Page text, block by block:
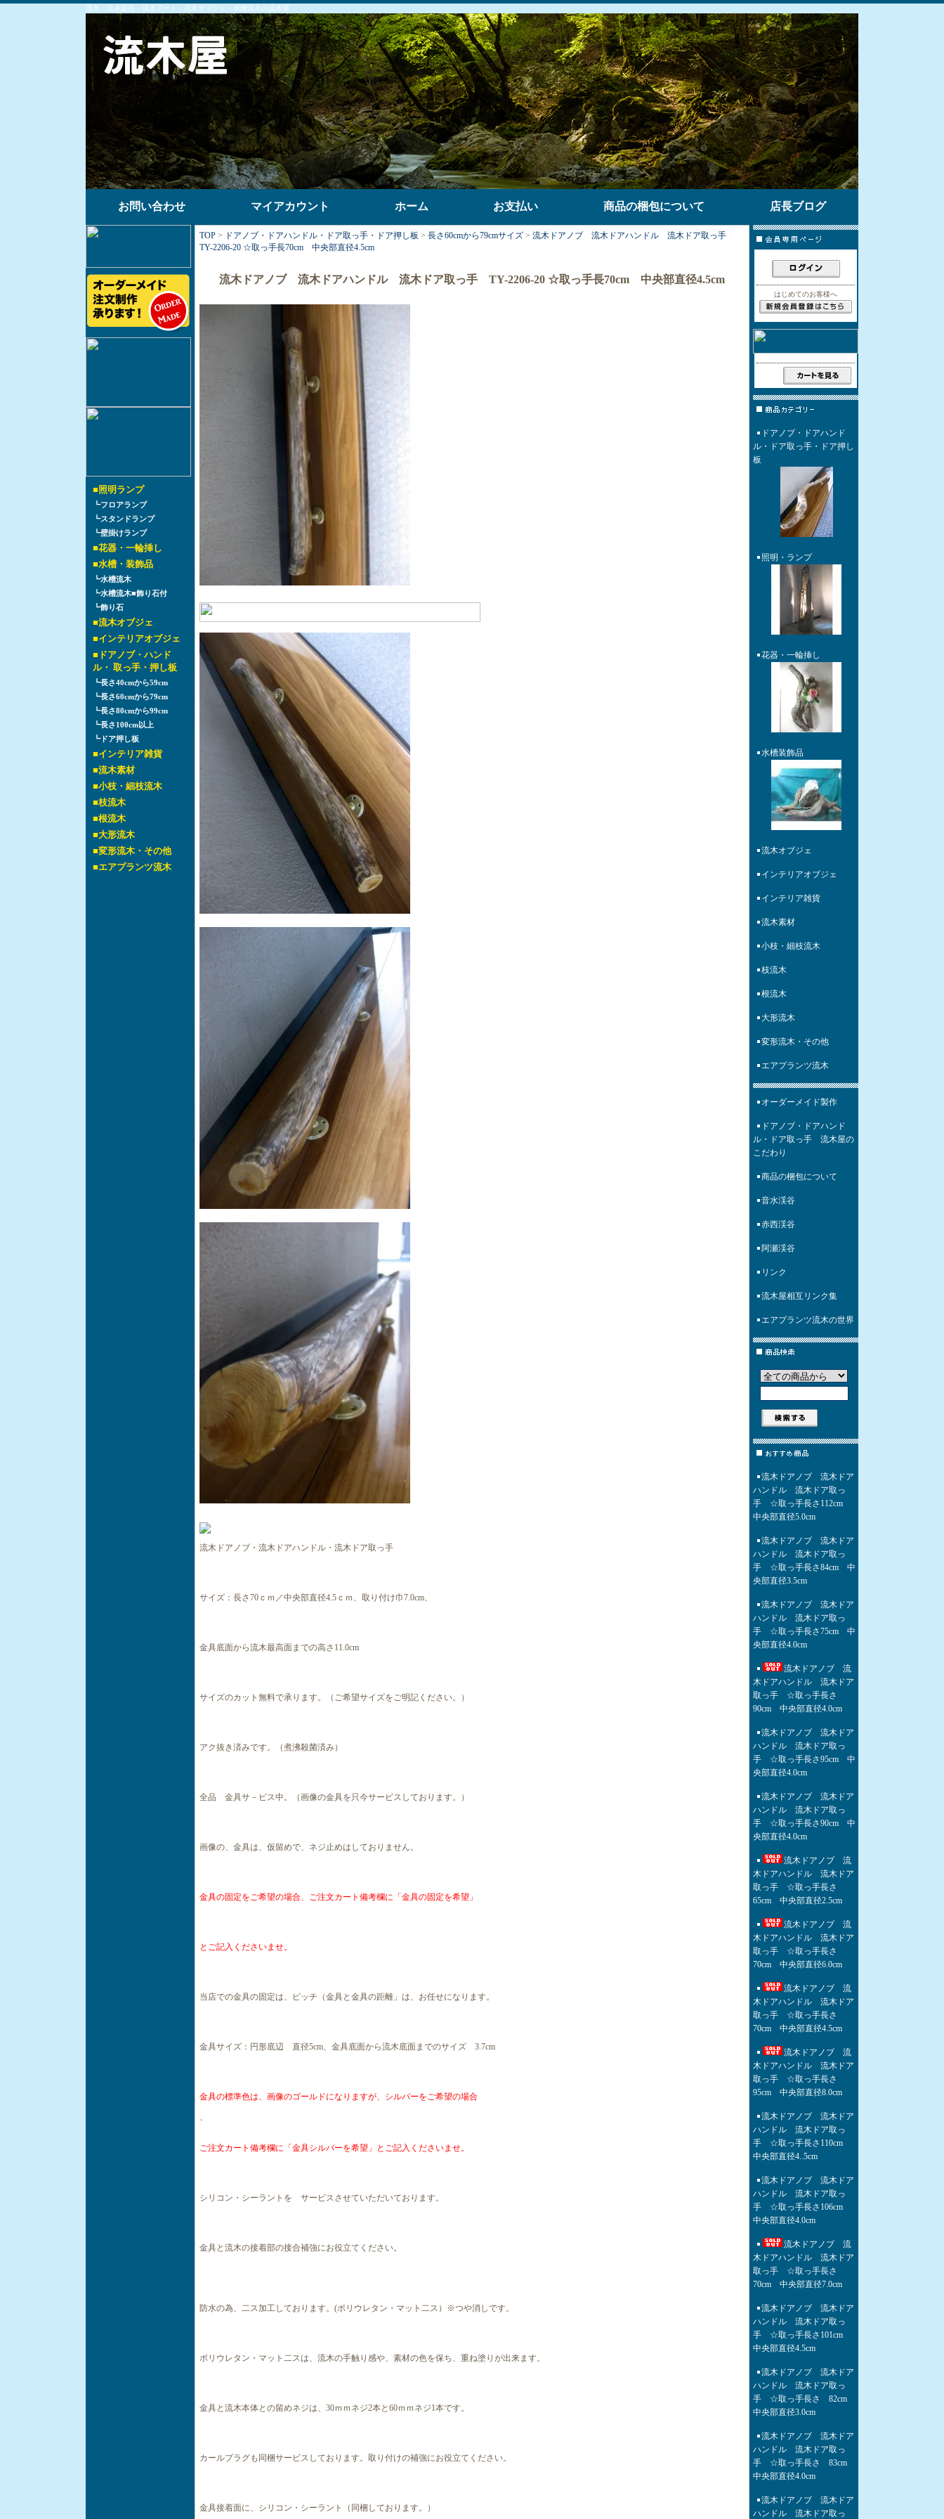
流木・流木販売・流木アート・流木オブジェ・水槽流木の流木屋
お問い合わせ マイアカウント ホーム お支払い 商品の梱包について 店長ブログ
■照明ランプ
┗フロアランプ
┗スタンドランプ
┗壁掛けランプ
■花器・一輪挿し
■水槽・装飾品
┗水槽流木
┗水槽流木■飾り石付
┗飾り石
■流木オブジェ
■インテリアオブジェ
■ ドアノブ・ハンド
ル・ 取っ手・押し板
┗長さ40cmから59cm
┗長さ60cmから79cm
┗長さ80cmから99cm
┗長さ100cm以上
┗ドア押し板
■インテリア雑貨
■流木素材
■小枝・細枝流木
■枝流木
■根流木
■大形流木
■変形流木・その他
■エアプランツ流木
TOP > ドアノブ・ドアハンドル・ドア取っ手・ドア押し板 > 長さ60cmから79cmサイズ > 流木ドアノブ 流木ドアハンドル 流木ドア取っ手
TY-2206-20 ☆取っ手長70cm 中央部直径4.5cm
流木ドアノブ 流木ドアハンドル 流木ドア取っ手 TY-2206-20 ☆取っ手長70cm 中央部直径4.5cm
流木ドアノブ・流木ドアハンドル・流木ドア取っ手
サイズ：長さ70ｃｍ／中央部直径4.5ｃｍ、取り付け巾7.0cm、
金具底面から流木最高面までの高さ11.0cm
サイズのカット無料で承ります。（ご希望サイズをご明記ください。）
アク抜き済みです。（煮沸殺菌済み）
全品 金具サ－ビス中。（画像の金具を只今サービスしております。）
画像の、金具は、仮留めで、ネジ止めはしておりません。
金具の固定をご希望の場合、ご注文カート備考欄に「金具の固定を希望」
とご記入くださいませ。
当店での金具の固定は、ピッチ（金具と金具の距離」は、お任せになります。
金具サイズ：円形底辺 直径5cm、金具底面から流木底面までのサイズ 3.7cm
金具の標準色は、画像のゴールドになりますが、シルバーをご希望の場合
、
ご注文カート備考欄に「金具シルバーを希望」とご記入くださいませ。
シリコン・シーラントを サービスさせていただいております。
金具と流木の接着部の接合補強にお役立てください。
防水の為、二ス加工しております。(ポリウレタン・マット二ス）※つや消しです。
ポリウレタン・マット二スは、流木の手触り感や、素材の色を保ち、重ね塗りが出来ます。
金具と流木本体との留めネジは、30ｍｍネジ2本と60ｍｍネジ1本です。
カールプラグも同梱サービスしております。取り付けの補強にお役立てください。
金具接着面に、シリコン・シーラント（同梱しております。）
はじめてのお客様へ
ドアノブ・ドアハンド
ル・ドア取っ手・ドア押し
板
照明・ランプ
花器・一輪挿し
水槽装飾品
流木オブジェ
インテリアオブジェ
インテリア雑貨
流木素材
小枝・細枝流木
枝流木
根流木
大形流木
変形流木・その他
エアプランツ流木
オーダーメイド製作
ドアノブ・ドアハンド
ル・ドア取っ手 流木屋の
こだわり
商品の梱包について
音水渓谷
赤西渓谷
阿瀬渓谷
リンク
流木屋相互リンク集
エアプランツ流木の世界
流木ドアノブ 流木ドア
ハンドル 流木ドア取っ
手 ☆取っ手長さ112cm
中央部直径5.0cm
流木ドアノブ 流木ドア
ハンドル 流木ドア取っ
手 ☆取っ手長さ84cm 中
央部直径3.5cm
流木ドアノブ 流木ドア
ハンドル 流木ドア取っ
手 ☆取っ手長さ75cm 中
央部直径4.0cm
流木ドアノブ 流
木ドアハンドル 流木ドア
取っ手 ☆取っ手長さ
90cm 中央部直径4.0cm
流木ドアノブ 流木ドア
ハンドル 流木ドア取っ
手 ☆取っ手長さ95cm 中
央部直径4.0cm
流木ドアノブ 流木ドア
ハンドル 流木ドア取っ
手 ☆取っ手長さ90cm 中
央部直径4.0cm
流木ドアノブ 流
木ドアハンドル 流木ドア
取っ手 ☆取っ手長さ
65cm 中央部直径2.5cm
流木ドアノブ 流
木ドアハンドル 流木ドア
取っ手 ☆取っ手長さ
70cm 中央部直径6.0cm
流木ドアノブ 流
木ドアハンドル 流木ドア
取っ手 ☆取っ手長さ
70cm 中央部直径4.5cm
流木ドアノブ 流
木ドアハンドル 流木ドア
取っ手 ☆取っ手長さ
95cm 中央部直径8.0cm
流木ドアノブ 流木ドア
ハンドル 流木ドア取っ
手 ☆取っ手長さ110cm
中央部直径4..5cm
流木ドアノブ 流木ドア
ハンドル 流木ドア取っ
手 ☆取っ手長さ106cm
中央部直径4.0cm
流木ドアノブ 流
木ドアハンドル 流木ドア
取っ手 ☆取っ手長さ
70cm 中央部直径7.0cm
流木ドアノブ 流木ドア
ハンドル 流木ドア取っ
手 ☆取っ手長さ101cm
中央部直径4.5cm
流木ドアノブ 流木ドア
ハンドル 流木ドア取っ
手 ☆取っ手長さ 82cm
中央部直径3.0cm
流木ドアノブ 流木ドア
ハンドル 流木ドア取っ
手 ☆取っ手長さ 83cm
中央部直径4.0cm
流木ドアノブ 流木ドア
ハンドル 流木ドア取っ